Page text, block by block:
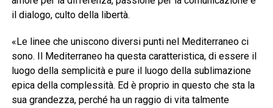
il dialogo, culto della libertà.
«Le linee che uniscono diversi punti nel Mediterraneo ci
sono. Il Mediterraneo ha questa caratteristica, di essere il
luogo della semplicità e pure il luogo della sublimazione
epica della complessità. Ed è proprio in questo che sta la
sua grandezza, perché ha un raggio di vita talmente